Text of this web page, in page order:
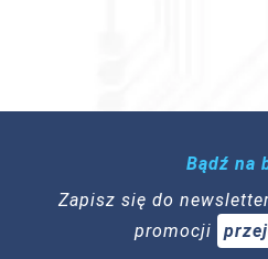
Bądź na
Zapisz się do
promocji